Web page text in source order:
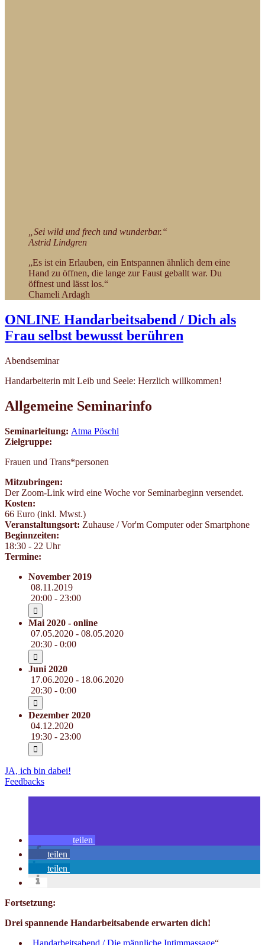
„Sei wild und frech und wunderbar.“
Astrid Lindgren
„Es ist ein Erlauben, ein Entspannen ähnlich dem eine
Hand zu öffnen, die lange zur Faust geballt war. Du
öffnest und lässt los.“
Chameli Ardagh
ONLINE Handarbeitsabend / Dich als
Frau selbst bewusst berühren
Abendseminar
Handarbeiterin mit Leib und Seele: Herzlich willkommen!
Allgemeine Seminarinfo
Seminarleitung: Atma Pöschl
Zielgruppe:
Frauen und Trans*personen
Mitzubringen:
Der Zoom-Link wird eine Woche vor Seminarbeginn versendet.
Kosten:
66 Euro (inkl. Mwst.)
Veranstaltungsort: Zuhause / Vor'm Computer oder Smartphone
Beginnzeiten:
18:30 - 22 Uhr
Termine:
November 2019
08.11.2019
20:00 - 23:00
Mai 2020 - online
07.05.2020 - 08.05.2020
20:30 - 0:00
Juni 2020
17.06.2020 - 18.06.2020
20:30 - 0:00
Dezember 2020
04.12.2020
19:30 - 23:00
JA, ich bin dabei!
Feedbacks
teilen
teilen
teilen
Fortsetzung:
Drei spannende Handarbeitsabende erwarten dich!
Handarbeitsabend / Die männliche Intimmassage“,